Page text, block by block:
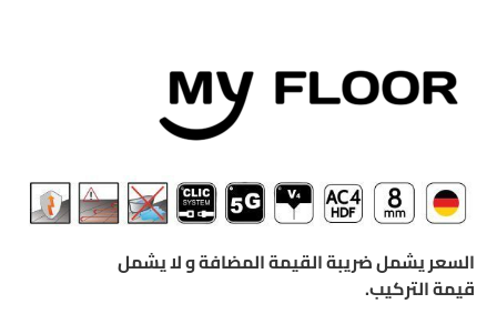
السعر يشمل ضريبة القيمة المضافة و لا يشمل
قيمة التركيب.